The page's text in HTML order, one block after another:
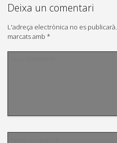
Deixa un comentari
L'adreça electrònica no es publicarà.
marcats amb *